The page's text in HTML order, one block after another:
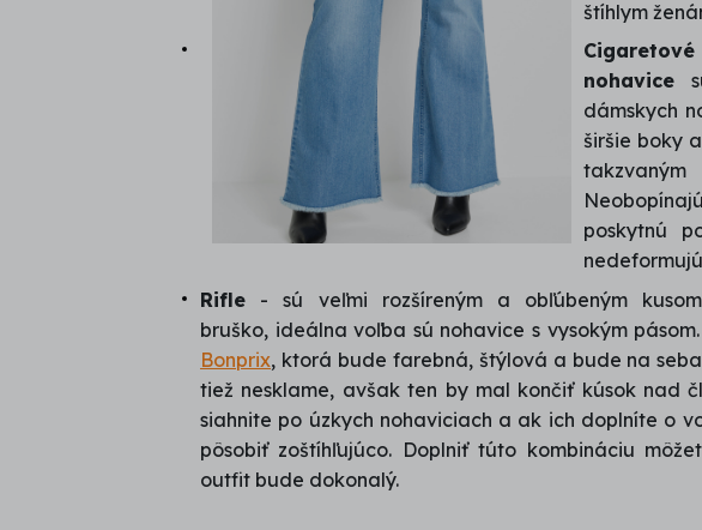
štíhlym
Cigaretové
nohavice
dámskych
širšie boky
poskytnú
Rifle - sú veľmi rozšíreným a obľúbeným
bruško, ideálna voľba sú nohavice s vysokým pásom.
Bonprix, ktorá bude farebná, štýlová a bude na
tiež nesklame, avšak ten by mal končiť kúsok nad
siahnite po úzkych nohaviciach a ak ich doplníte o
pôsobiť zoštíhľujúco. Doplniť túto kombináciu
outfit bude dokonalý.